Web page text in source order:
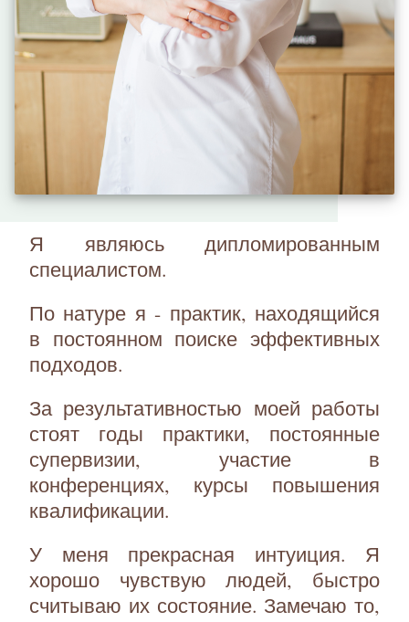
Я являюсь дипломированным
специалистом.
По натуре я - практик, находящийся
в постоянном поиске эффективных
подходов.
За результативностью моей работы
стоят годы практики, постоянные
супервизии, участие в
конференциях, курсы повышения
квалификации.
У меня прекрасная интуиция. Я
хорошо чувствую людей, быстро
считываю их состояние. Замечаю то,